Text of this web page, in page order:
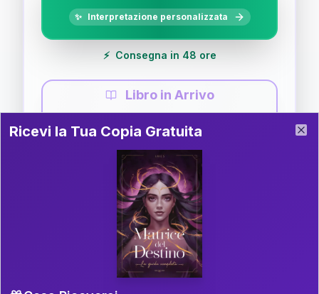
✨ Interpretazione personalizzata
⚡ Consegna in 48 ore
Libro in Arrivo
Guida completa di Coppia
Il libro è in fase di scrittura. Iscriviti alla newsletter
per ricevere aggiornamenti!
P.S. Interpretazione parziale
gratuita
Scorri più in basso per vedere
un'interpretazione parziale gratuita della tua
Ricevi la Tua Copia Gratuita del Libro
Ricevi la Tua Copia Gratuita